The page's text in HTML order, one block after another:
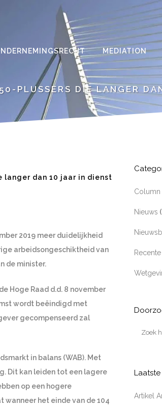
MEDIATION
PLUSSERS DIE LANGER
langer dan 10 jaar in dienst
2019 meer duidelijkheid
arbeidsongeschiktheid van
de minister.
Hoge Raad d.d. 8 november
wordt beëindigd met
gecompenseerd zal
in balans (WAB). Met
Dit kan leiden tot een lagere
op een hogere
het einde van de 104
Column
Nieuws
Artikel